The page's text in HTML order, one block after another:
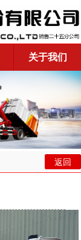
关于我们
返回